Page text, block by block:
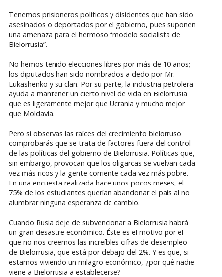
Tenemos prisioneros políticos y disidentes que han sido
asesinados o deportados por el gobierno, pues suponen
una amenaza para el hermoso “modelo socialista de
Bielorrusia”.
No hemos tenido elecciones libres por más de 10 años;
los diputados han sido nombrados a dedo por Mr.
Lukashenko y su clan. Por su parte, la industria petrolera
ayuda a mantener un cierto nivel de vida en Bielorrusia
que es ligeramente mejor que Ucrania y mucho mejor
que Moldavia.
Pero si observas las raíces del crecimiento bielorruso
comprobarás que se trata de factores fuera del control
de las políticas del gobierno de Bielorrusia. Políticas que,
sin embargo, provocan que los oligarcas se vuelvan cada
vez más ricos y la gente corriente cada vez más pobre.
En una encuesta realizada hace unos pocos meses, el
75% de los estudiantes querían abandonar el país al no
alumbrar ninguna esperanza de cambio.
Cuando Rusia deje de subvencionar a Bielorrusia habrá
un gran desastre económico. Éste es el motivo por el
que no nos creemos las increíbles cifras de desempleo
de Bielorrusia, que está por debajo del 2%. Y es que, si
estamos viviendo un milagro económico, ¿por qué nadie
viene a Bielorrusia a establecerse?